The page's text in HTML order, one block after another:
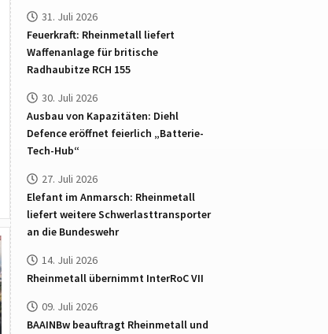
31. Juli 2026
Feuerkraft: Rheinmetall liefert
Waffenanlage für britische
Radhaubitze RCH 155
30. Juli 2026
Ausbau von Kapazitäten: Diehl
Defence eröffnet feierlich „Batterie-
Tech-Hub“
27. Juli 2026
Elefant im Anmarsch: Rheinmetall
liefert weitere Schwerlasttransporter
an die Bundeswehr
14. Juli 2026
Rheinmetall übernimmt InterRoC VII
09. Juli 2026
BAAINBw beauftragt Rheinmetall und